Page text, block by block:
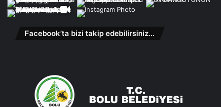
Facebook’ta bizi takip edebilirsiniz…